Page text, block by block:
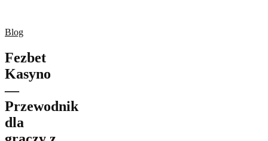
Blog
Fezbet
Kasyno
—
Przewodnik
dla